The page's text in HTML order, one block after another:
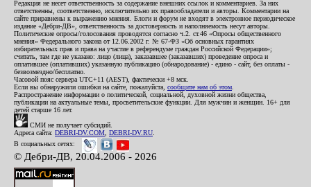
Редакция не несет ответственность за содержание внешних ссылок и комментариев. За них
ответственны, соответственно, исключительно их правообладатели и авторы. Комментарии на
сайте приравнены к выражению мнения. Блоги и форум не входят в электронное периодическое
издание «Дебри-ДВ», ответственность за достоверность и наполняемость несут авторы.
Политические опросы/голосования проводятся согласно ч.2. ст.46 «Опросы общественного
мнения» Федерального закона от 12.06.2002 г. № 67-ФЗ «Об основных гарантиях
избирательных прав и права на участие в референдуме граждан Российской Федерации»;
считать, там где не указано: лицо (лица), заказавшее (заказавших) проведение опроса и
оплатившее (оплативших) указанную публикацию (обнародование) - едино - сайт, без оплаты -
безвозмездно/бесплатно.
Часовой пояс сервера UTC+11 (AEST), фактически +8 мск.
Если вы обнаружили ошибки на сайте, пожалуйста, сообщите нам об этом
Распространение информации о политической, социальной, духовной жизни общества,
публикации на актуальные темы, просветительские функции. Для мужчин и женщин. 16+ для
детей старше 16 лет.
СМИ не получает субсидий.
Адреса сайта: DEBRI-DV.COM DEBRI-DV.RU
В социальных сетях:
© Дебри-ДВ, 20.04.2006 - 2026